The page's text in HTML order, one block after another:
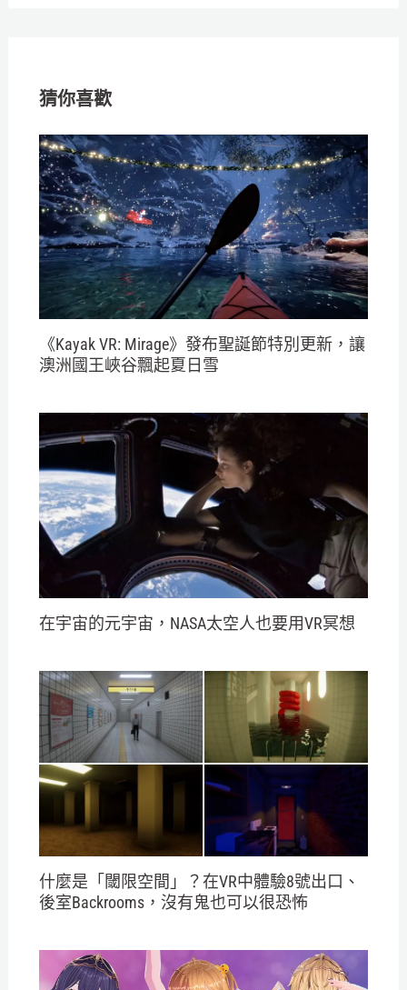
猜你喜歡
《Kayak VR: Mirage》發布聖誕節特別更新，讓
澳洲國王峽谷飄起夏日雪
在宇宙的元宇宙，NASA太空人也要用VR冥想
什麼是「閾限空間」？在VR中體驗8號出口、
後室Backrooms，沒有鬼也可以很恐怖